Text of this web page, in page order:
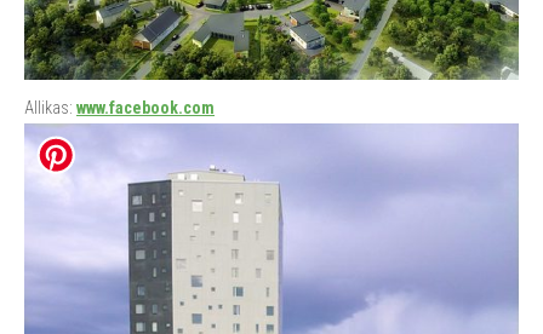
Allikas: www.facebook.com